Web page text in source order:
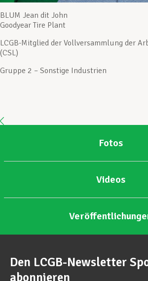
Unterstützung im
Ihre Rechte
Berufliche
Mitglied werden
Aktuell
BLUM Jean dit John
Goodyear Tire Plant
LCGB-Mitglied der Vollversammlung der
(CSL)
Gruppe 2 – Sonstige Industrien
Fotos
Videos
Den LCGB-Newsletter
abonnieren